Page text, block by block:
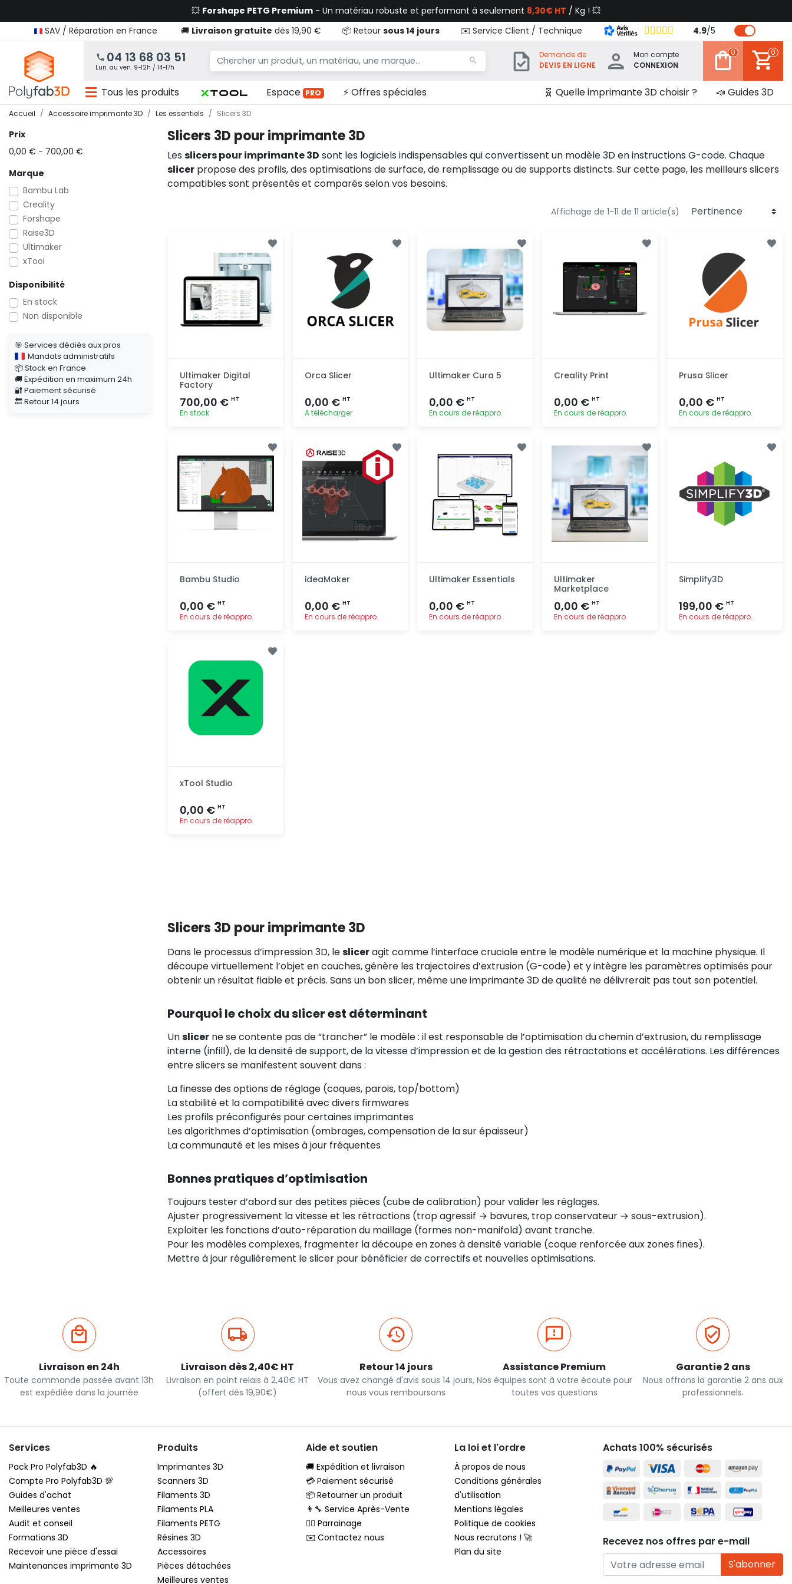
💥 Forshape PETG Premium - Un matériau robuste et performant à seulement 8,30€ HT / Kg ! 💥
SAV / Réparation en France
🚚 Livraison gratuite dès 19,90 € 📦 Retour sous 14 jours ✉️ Service Client / Technique 4.9/5
04 13 68 03 51
Lun. au ven. 9-12h / 14-17h
Demande de
DEVIS EN LIGNE
Mon compte
CONNEXION
0 0
Tous les produits Espace PRO ⚡ Offres spéciales 🧬 Quelle imprimante 3D choisir ? 📣 Guides 3D
Accueil Accessoire imprimante 3D Les essentiels Slicers 3D
Prix
0,00 € - 700,00 €
Marque
Bambu Lab
Creality
Forshape
Raise3D
Ultimaker
xTool
Disponibilité
En stock
Non disponible
🎯 Services dédiés aux pros
Mandats administratifs
📦 Stock en France
🚚 Expédition en maximum 24h
🔐 Paiement sécurisé
🔙 Retour 14 jours
Slicers 3D pour imprimante 3D
Les slicers pour imprimante 3D sont les logiciels indispensables qui convertissent un modèle 3D en instructions G-code. Chaque
slicerpropose des profils, des optimisations de surface, de remplissage ou de supports distincts. Sur cette page, les meilleurs slicers
compatibles sont présentés et comparés selon vos besoins.
Affichage de 1-11 de 11 article(s)
Ultimaker Digital
Factory
700,00 € HT
En stock
Orca Slicer
0,00 € HT
A télécharger
rapide
Ultimaker Cura 5
0,00 €HT
En cours de réappro.
Creality Print
0,00 €HT
En cours de réappro.
Prusa Slicer
0,00 €HT
En cours de réappro.
Bambu Studio
0,00 € HT
En cours de réappro.
ideaMaker
0,00 € HT
En cours de réappro.
Ultimaker Essentials
0,00 €HT
En cours de réappro.
Ultimaker
Marketplace
0,00 €HT
En cours de réappro.
Simplify3D
199,00 €HT
En cours de réappro.
xTool Studio
0,00 € HT
En cours de réappro.
Slicers 3D pour imprimante 3D
Dans le processus d’impression 3D, lesliceragit comme l’interface cruciale entre le modèle numérique et la machine physique. Il
découpe virtuellement l’objet en couches, génère les trajectoires d’extrusion (G-code) et y intègre les paramètres optimisés pour
obtenir un résultat fiable et précis. Sans un bon slicer, même une imprimante 3D de qualité ne délivrerait pas tout son potentiel.
Pourquoi le choix du slicer est déterminant
Unslicerne se contente pas de “trancher” le modèle : il est responsable de l’optimisation du chemin d’extrusion, du remplissage
interne (infill), de la densité de support, de la vitesse d’impression et de la gestion des rétractations et accélérations. Les différences
entre slicers se manifestent souvent dans :
La finesse des options de réglage (coques, parois, top/bottom)
La stabilité et la compatibilité avec divers firmwares
Les profils préconfigurés pour certaines imprimantes
Les algorithmes d’optimisation (ombrages, compensation de la sur épaisseur)
La communauté et les mises à jour fréquentes
Bonnes pratiques d’optimisation
Toujours tester d’abord sur des petites pièces (cube de calibration) pour valider les réglages.
Ajuster progressivement la vitesse et les rétractions (trop agressif → bavures, trop conservateur → sous-extrusion).
Exploiter les fonctions d’auto-réparation du maillage (formes non-manifold) avant tranche.
Pour les modèles complexes, fragmenter la découpe en zones à densité variable (coque renforcée aux zones fines).
Mettre à jour régulièrement le slicer pour bénéficier de correctifs et nouvelles optimisations.
Livraison en 24h
Toute commande passée avant 13h
est expédiée dans la journée
Livraison dès 2,40€ HT
Livraison en point relais à 2,40€ HT
(offert dès 19,90€)
Retour 14 jours
Vous avez changé d'avis sous 14 jours,
nous vous remboursons
Assistance Premium
Nos équipes sont à votre écoute pour
toutes vos questions
Garantie 2 ans
Nous offrons la garantie 2 ans aux
professionnels.
Services
Pack Pro Polyfab3D 🔥
Compte Pro Polyfab3D 💯
Guides d'achat
Meilleures ventes
Audit et conseil
Formations 3D
Recevoir une pièce d'essai
Maintenances imprimante 3D
Produits
Imprimantes 3D
Scanners 3D
Filaments 3D
Filaments PLA
Filaments PETG
Résines 3D
Accessoires
Pièces détachées
Meilleures ventes
Aide et soutien
🚚 Expédition et livraison
💳 Paiement sécurisé
📦 Retourner un produit
👨‍🔧 Service Après-Vente
🦸‍♂️ Parrainage
✉️ Contactez nous
La loi et l'ordre
À propos de nous
Conditions générales
d'utilisation
Mentions légales
Politique de cookies
Nous recrutons ! 🚀
Plan du site
Achats 100% sécurisés
Recevez nos offres par e-mail
S'abonner